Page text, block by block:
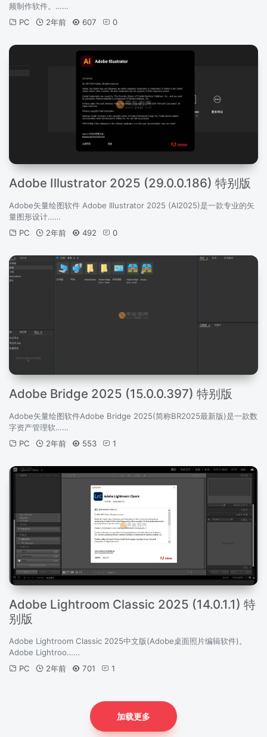
频制作软件。……
PC
2年前 607 0
Adobe Illustrator 2025 (29.0.0.186) 特别版
Adobe矢量绘图软件 Adobe Illustrator 2025 (AI2025)是一款专业的矢
量图形设计……
PC
2年前 492 0
Adobe Bridge 2025 (15.0.0.397) 特别版
Adobe矢量绘图软件Adobe Bridge 2025(简称BR2025最新版)是一款数
字资产管理软……
PC
2年前 553 1
Adobe Lightroom Classic 2025 (14.0.1.1) 特
别版
Adobe Lightroom Classic 2025中文版(Adobe桌面照片编辑软件)。
Adobe Lightroo……
PC
2年前 701 1
加载更多